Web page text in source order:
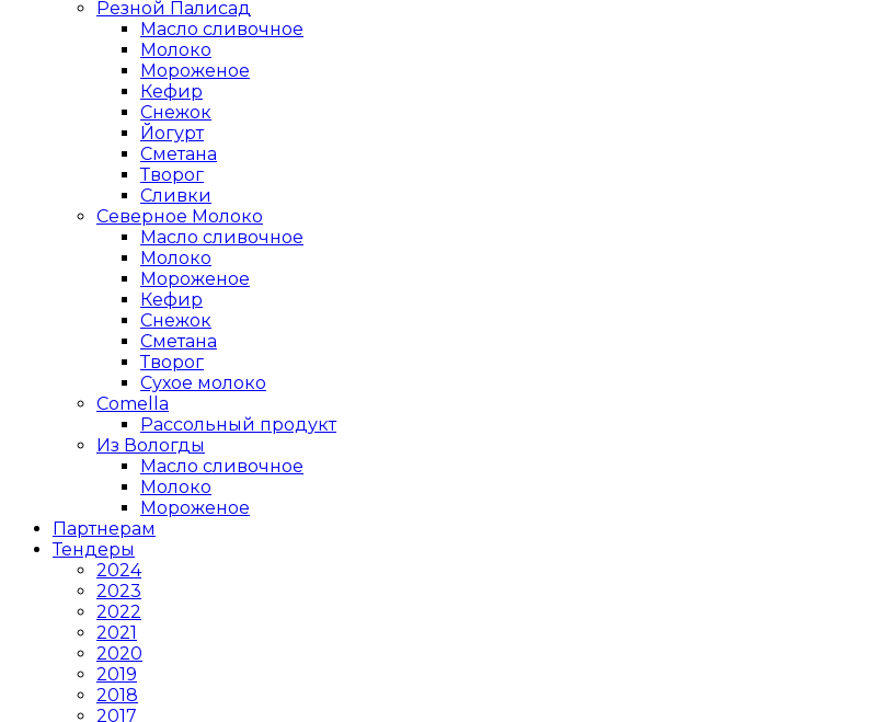
Резной Палисад
Масло сливочное
Молоко
Мороженое
Кефир
Снежок
Йогурт
Сметана
Творог
Сливки
Северное Молоко
Масло сливочное
Молоко
Мороженое
Кефир
Снежок
Сметана
Творог
Сухое молоко
Comеlla
Рассольный продукт
Из Вологды
Масло сливочное
Молоко
Мороженое
Партнерам
Тендеры
2024
2023
2022
2021
2020
2019
2018
2017